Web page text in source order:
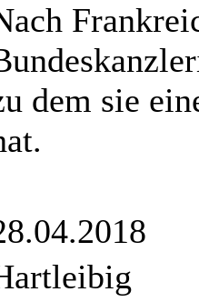
dem sie